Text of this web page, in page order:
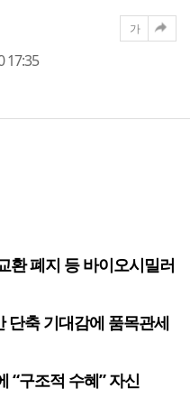
17:35
가
환 폐지 등 바이오시밀러
단축 기대감에 품목관세
“구조적 수혜” 자신